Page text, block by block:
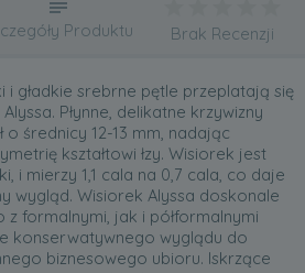
i gładkie srebrne pętle przeplatają się
Płynne, delikatne krzywizny
o średnicy 12-13 mm, nadając
kształtowi łzy. Wisiorek jest
i mierzy 1,1 cala na 0,7 cala, co daje
wygląd. Wisiorek Alyssa doskonale
formalnymi, jak i półformalnymi
konserwatywnego wyglądu do
biznesowego ubioru. Iskrzące
Produktu Brak Recenzji